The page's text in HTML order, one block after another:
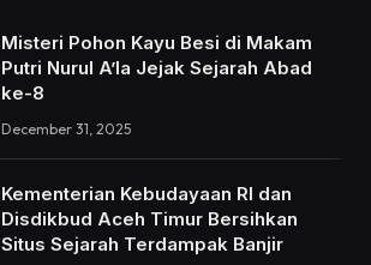
Misteri Pohon Kayu Besi di Makam
Putri Nurul A’la Jejak Sejarah Abad
ke-8
December 31, 2025
Kementerian Kebudayaan RI dan
Disdikbud Aceh Timur Bersihkan
Situs Sejarah Terdampak Banjir